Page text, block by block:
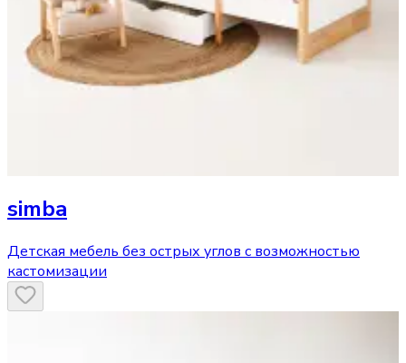
simba
Детская мебель без острых углов с возможностью
кастомизации